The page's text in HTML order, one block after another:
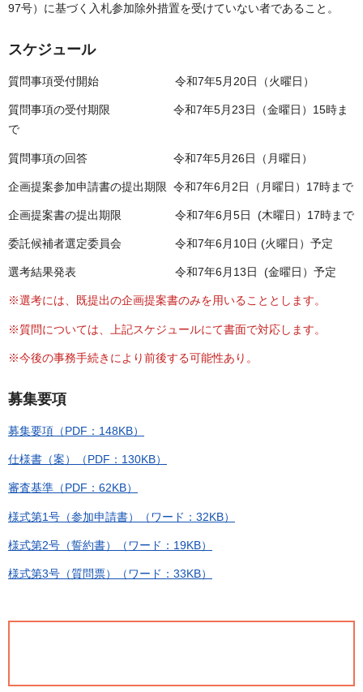
97号）に基づく入札参加除外措置を受けていない者であること。
スケジュール
質問事項受付開始 令和7年5月20日（火曜日）
質問事項の受付期限 令和7年5月23日（金曜日）15時ま
で
質問事項の回答 令和7年5月26日（月曜日）
企画提案参加申請書の提出期限 令和7年6月2日（月曜日）17時まで
企画提案書の提出期限 令和7年6月5日 (木曜日）17時まで
委託候補者選定委員会 令和7年6月10日 (火曜日）予定
選考結果発表 令和7年6月13日 (金曜日）予定
※選考には、既提出の企画提案書のみを用いることとします。
※質問については、上記スケジュールにて書面で対応します。
※今後の事務手続きにより前後する可能性あり。
募集要項
募集要項（PDF：148KB）
仕様書（案）（PDF：130KB）
審査基準（PDF：62KB）
様式第1号（参加申請書）（ワード：32KB）
様式第2号（誓約書）（ワード：19KB）
様式第3号（質問票）（ワード：33KB）